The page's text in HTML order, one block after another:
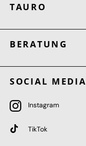
TAURO
BERATUNG
SOCIAL MEDIA
Instagram
TikTok